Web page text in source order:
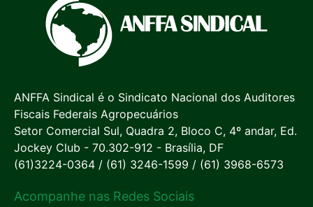
ANFFA Sindical é o Sindicato Nacional dos Auditores
Fiscais Federais Agropecuários
Setor Comercial Sul, Quadra 2, Bloco C, 4º andar, Ed.
Jockey Club - 70.302-912 - Brasília, DF
(61)3224-0364 / (61) 3246-1599 / (61) 3968-6573
Acompanhe nas Redes Sociais